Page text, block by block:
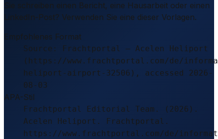
Sie schreiben einen Bericht, eine Hausarbeit oder einen
LinkedIn-Post? Verwenden Sie eine dieser Vorlagen.
Empfohlenes Format
Source: Frachtportal – Acelen Heliport
(https://www.frachtportal.com/de/
heliport-airport-32506), accessed 2026-
08-03
APA-Stil
Frachtportal Editorial Team. (2026).
Acelen Heliport. Frachtportal.
https://www.frachtportal.com/de/